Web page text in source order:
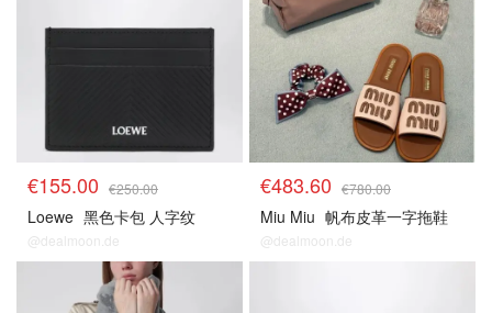
€155.00 €250.00
Loewe 黑色卡包 人字纹
@dealmoon.de
€483.60 €780.00
Miu Miu 帆布皮革一字拖鞋
@dealmoon.de